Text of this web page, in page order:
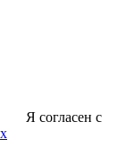
Я согласен с